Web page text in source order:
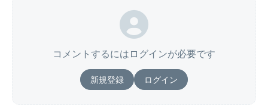
コメントするにはログインが必要です
新規登録 ログイン